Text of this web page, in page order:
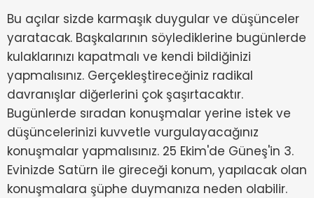
Bu açılar sizde karmaşık duygular ve düşünceler
yaratacak. Başkalarının söylediklerine bugünlerde
kulaklarınızı kapatmalı ve kendi bildiğinizi
yapmalısınız. Gerçekleştireceğiniz radikal
davranışlar diğerlerini çok şaşırtacaktır.
Bugünlerde sıradan konuşmalar yerine istek ve
düşüncelerinizi kuvvetle vurgulayacağınız
konuşmalar yapmalısınız. 25 Ekim'de Güneş'in 3.
Evinizde Satürn ile gireceği konum, yapılacak olan
konuşmalara şüphe duymanıza neden olabilir.